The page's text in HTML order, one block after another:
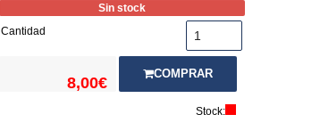
Sin stock
Cantidad
8,00€
COMPRAR
Stock: